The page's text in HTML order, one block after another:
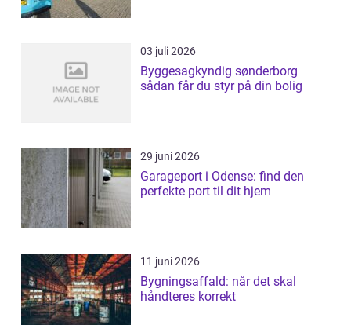
03 juli 2026
Byggesagkyndig sønderborg
sådan får du styr på din bolig
29 juni 2026
Garageport i Odense: find den
perfekte port til dit hjem
11 juni 2026
Bygningsaffald: når det skal
håndteres korrekt